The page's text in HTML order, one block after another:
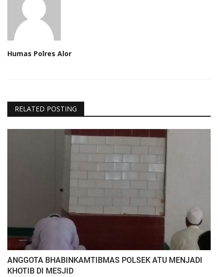
Humas Polres Alor
RELATED POSTING
ANGGOTA BHABINKAMTIBMAS POLSEK ATU MENJADI
KHOTIB DI MESJID